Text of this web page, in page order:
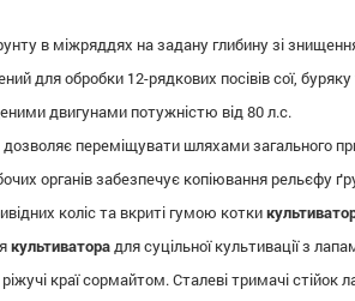
в міжряддях на задану глибину зі
для обробки 12-рядкових посівів сої,
двигунами потужністю від 80 л.с.
переміщувати шляхами загального
органів забезпечує копіювання рельєфу
коліс та вкриті гумою котки
культиваторадля суцільної культивації з
краї сормайтом. Сталеві тримачі стійок